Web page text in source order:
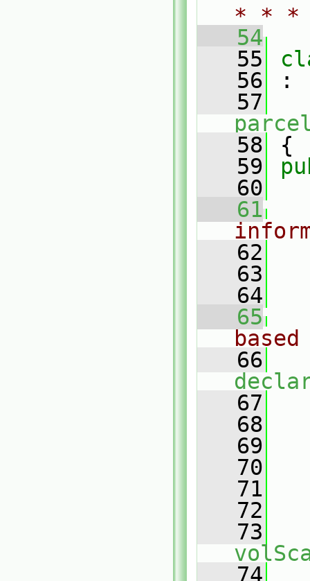
* *
   54
   55
   56
:
   57
   58
{
   59
   60
   61
   62
   63
   64
   65
   66
   67
   68
   69
   70
   71
   72
   73
   74